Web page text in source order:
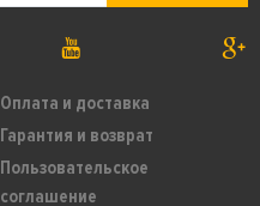
Оплата и доставка
Гарантия и возврат
Пользовательское
соглашение